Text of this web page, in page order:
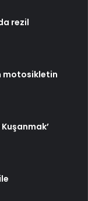
rezil
motosikletin